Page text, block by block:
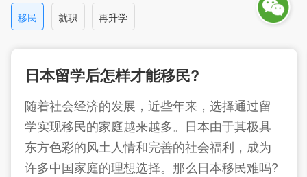
学费和生活费。 在日留学生中主要分两
种，即持“留学”和“就学”签证的外国学生。持“留
学”签证中的大学和短大生、专门学校生被
移民 就职 再升学
日本留学后怎样才能移民?
随着社会经济的发展，近些年来，选择通过留
学实现移民的家庭越来越多。日本由于其极具
东方色彩的风土人情和完善的社会福利，成为
许多中国家庭的理想选择。那么日本移民难吗?